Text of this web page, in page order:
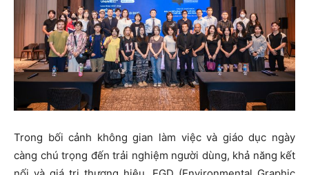
Trong bối cảnh không gian làm việc và giáo dục ngày
càng chú trọng đến trải nghiệm người dùng, khả năng kết